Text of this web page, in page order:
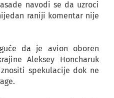
navodi se da uzroci
raniji komentar nije
da je avion oboren
Aleksey Honcharuk
spekulacije dok ne